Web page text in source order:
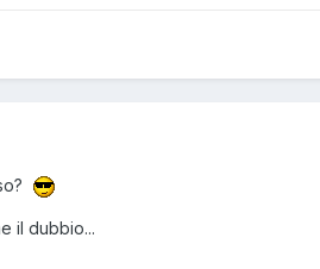
il dubbio...